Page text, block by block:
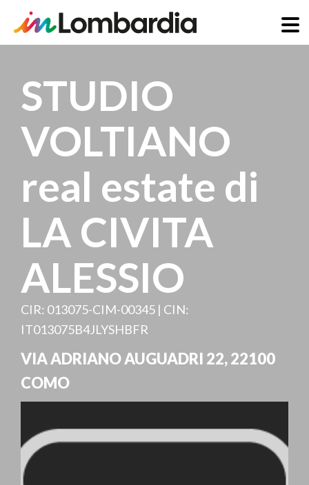
main
content
STUDIO
VOLTIANO
real estate di
LA CIVITA
ALESSIO
CIR: 013075-CIM-00345 | CIN:
IT013075B4JLYSHBFR
VIA ADRIANO AUGUADRI 22,22100
COMO